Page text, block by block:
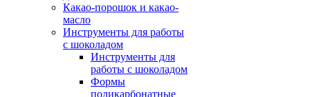
Какао-порошок и какао-
масло
Инструменты для работы
с шоколадом
Инструменты для
работы с шоколадом
Формы
поликарбонатные